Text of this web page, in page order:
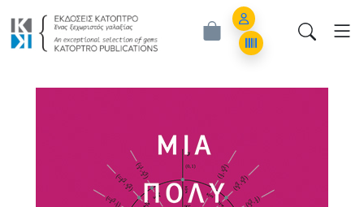
Account
Orders